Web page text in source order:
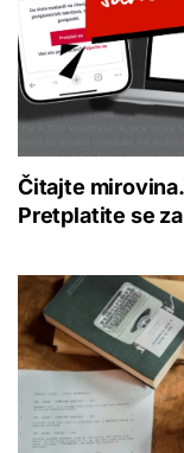
Čitajte
Pretplatite se